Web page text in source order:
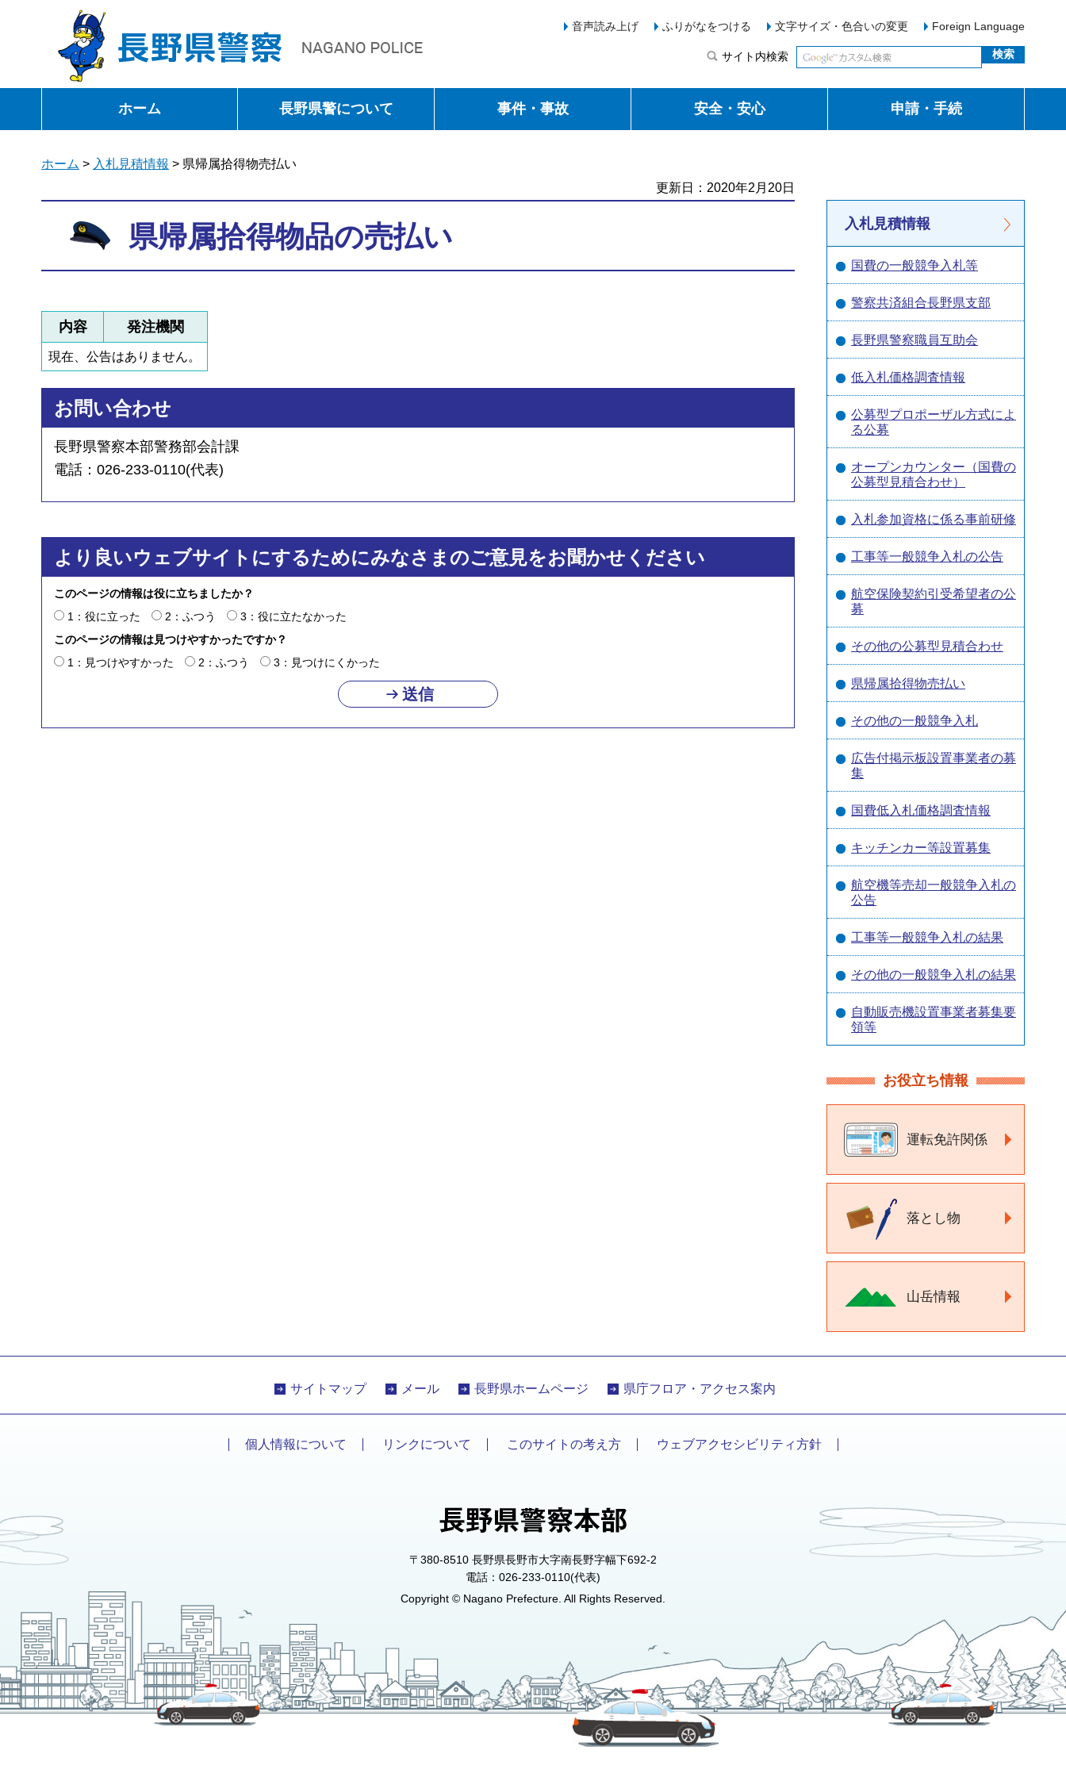
長野県警察
音声読み上げ
ふりがなをつける 文字サイズ・色合いの変更 Foreign Language
サイト内検索
ホーム 長野県警について 事件・事故 安全・安心 申請・手続
ホーム > 入札見積情報 > 県帰属拾得物売払い
更新日：2020年2月20日
県帰属拾得物品の売払い
内容 発注機関
現在、公告はありません。
お問い合わせ
長野県警察本部警務部会計課
電話：026-233-0110(代表)
より良いウェブサイトにするためにみなさまのご意見をお聞かせください
このページの情報は役に立ちましたか？
1：役に立った
2：ふつう
3：役に立たなかった
このページの情報は見つけやすかったですか？
1：見つけやすかった
2：ふつう 3：見つけにくかった
入札見積情報
国費の一般競争入札等
警察共済組合長野県支部
長野県警察職員互助会
低入札価格調査情報
公募型プロポーザル方式によ
る公募
オープンカウンター（国費の
公募型見積合わせ）
入札参加資格に係る事前研修
工事等一般競争入札の公告
航空保険契約引受希望者の公
募
その他の公募型見積合わせ
県帰属拾得物売払い
その他の一般競争入札
広告付掲示板設置事業者の募
集
国費低入札価格調査情報
キッチンカー等設置募集
航空機等売却一般競争入札の
公告
工事等一般競争入札の結果
その他の一般競争入札の結果
自動販売機設置事業者募集要
領等
お役立ち情報
運転免許関係
落とし物
山岳情報
サイトマップ メール 長野県ホームページ 県庁フロア・アクセス案内
個人情報について リンクについて このサイトの考え方 ウェブアクセシビリティ方針
〒380-8510 長野県長野市大字南長野字幅下692-2
電話：026-233-0110(代表)
Copyright © Nagano Prefecture. All Rights Reserved.